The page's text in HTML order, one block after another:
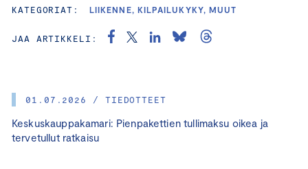
01.07.2026 / TIEDOTTEET
Keskuskauppakamari: Pienpakettien tullimaksu oikea ja
tervetullut ratkaisu
KATEGORIAT: LIIKENNE, KILPAILUKYKY, MUUT
JAA ARTIKKELI: